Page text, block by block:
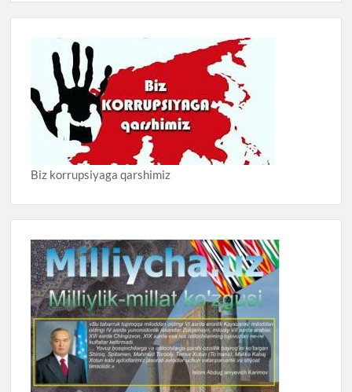
Biz korrupsiyaga qarshimiz